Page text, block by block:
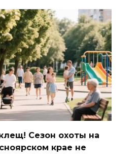
Сезон охоты на
крае не